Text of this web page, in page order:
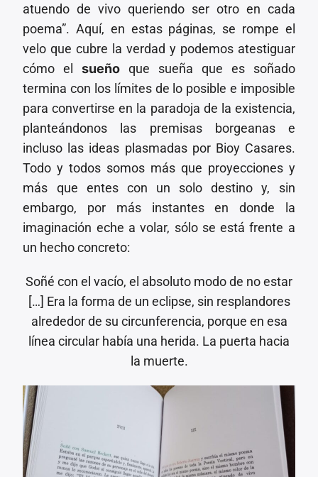
atuendo de vivo queriendo ser otro en cada
poema”. Aquí, en estas páginas, se rompe el
velo que cubre la verdad y podemos atestiguar
cómo elsueño que sueña que es soñado
termina con los límites de lo posible e imposible
para convertirse en la paradoja de la existencia,
planteándonos las premisas borgeanas e
incluso las ideas plasmadas por Bioy Casares.
Todo y todos somos más que proyecciones y
más que entes con un solo destino y, sin
embargo, por más instantes en donde la
imaginación eche a volar, sólo se está frente a
un hecho concreto:
Soñé con el vacío, el absoluto modo de no estar
[…] Era la forma de un eclipse, sin resplandores
alrededor de su circunferencia, porque en esa
línea circular había una herida. La puerta hacia
la muerte.